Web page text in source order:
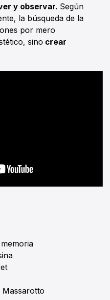
y observar. Según
la búsqueda de la
por mero
sino crear
Massarotto